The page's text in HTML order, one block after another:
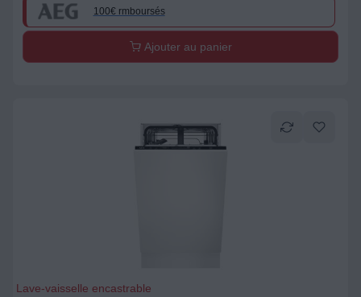
100€ rmboursés
Ajouter au panier
Lave-vaisselle encastrable